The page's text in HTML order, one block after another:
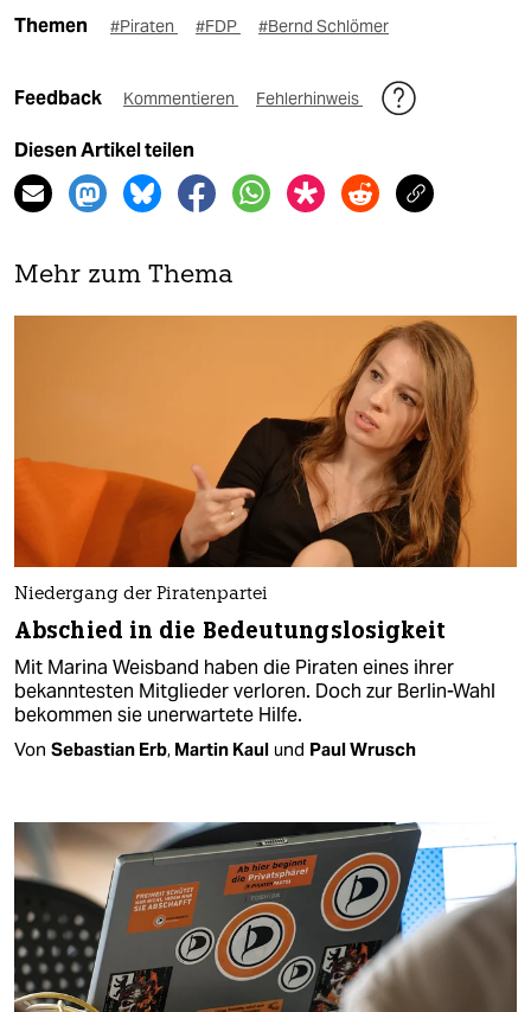
Themen #Piraten #FDP #Bernd Schlömer
Feedback Kommentieren Fehlerhinweis
Diesen Artikel teilen
Mehr zum Thema
Niedergang der Piratenpartei
Abschied in die Bedeutungslosigkeit
Mit Marina Weisband haben die Piraten eines ihrer
bekanntesten Mitglieder verloren. Doch zur Berlin-Wahl
bekommen sie unerwartete Hilfe.
Von Sebastian Erb, Martin Kaul und Paul Wrusch